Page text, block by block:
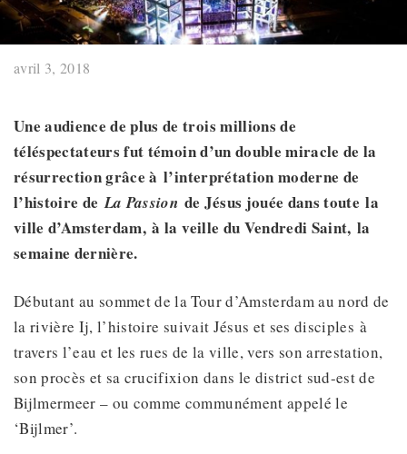
avril 3, 2018
Une audience de plus de trois millions de
téléspectateursfut témoin d’un double miracle de la
résurrection grâce à l’interprétation moderne de
l’histoire deLa Passion de Jésus jouée dans toute la
ville d’Amsterdam, à la veille du Vendredi Saint, la
semaine dernière.
Débutant au sommet de la Tour d’Amsterdam au nord de
la rivière Ij, l’histoire suivait Jésus et ses disciples à
travers l’eau et les rues de la ville, vers son arrestation,
son procès et sa crucifixion dans le district sud-est de
Bijlmermeer – ou comme communément appelé le
‘Bijlmer’.